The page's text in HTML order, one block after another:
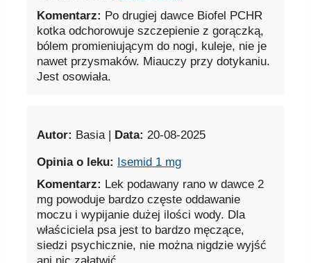
Komentarz: Po drugiej dawce Biofel PCHR
kotka odchorowuje szczepienie z gorączką,
bólem promieniującym do nogi, kuleje, nie je
nawet przysmaków. Miauczy przy dotykaniu.
Jest osowiała.
Autor: Basia | Data: 20-08-2025
Opinia o leku:
Isemid 1 mg
Komentarz: Lek podawany rano w dawce 2
mg powoduje bardzo częste oddawanie
moczu i wypijanie dużej ilości wody. Dla
właściciela psa jest to bardzo męczące,
siedzi psychicznie, nie można nigdzie wyjść